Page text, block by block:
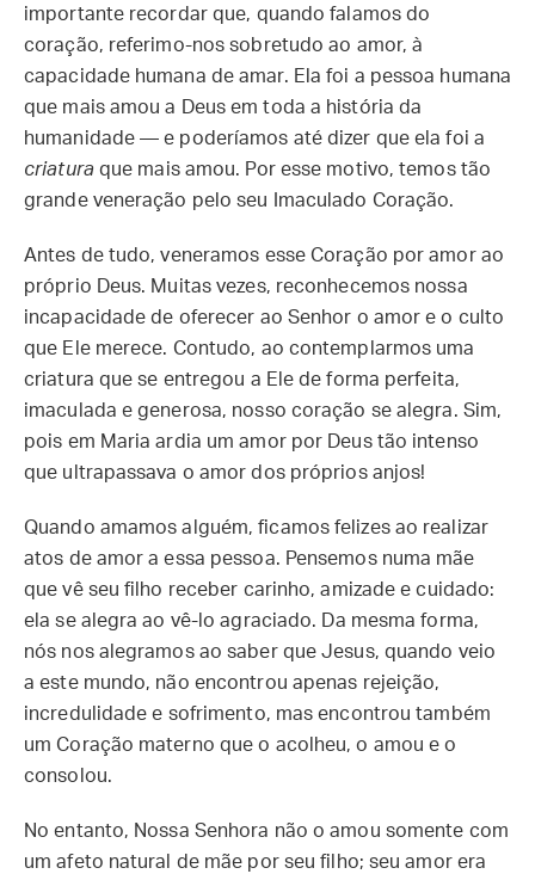
importante recordar que, quando falamos do
coração, referimo-nos sobretudo ao amor, à
capacidade humana de amar. Ela foi a pessoa humana
que mais amou a Deus em toda a história da
humanidade — e poderíamos até dizer que ela foi a
criaturaque mais amou. Por esse motivo, temos tão
grande veneração pelo seu Imaculado Coração.
Antes de tudo, veneramos esse Coração por amor ao
próprio Deus. Muitas vezes, reconhecemos nossa
incapacidade de oferecer ao Senhor o amor e o culto
que Ele merece. Contudo, ao contemplarmos uma
criatura que se entregou a Ele de forma perfeita,
imaculada e generosa, nosso coração se alegra. Sim,
pois em Maria ardia um amor por Deus tão intenso
que ultrapassava o amor dos próprios anjos!
Quando amamos alguém, ficamos felizes ao realizar
atos de amor a essa pessoa. Pensemos numa mãe
que vê seu filho receber carinho, amizade e cuidado:
ela se alegra ao vê-lo agraciado. Da mesma forma,
nós nos alegramos ao saber que Jesus, quando veio
a este mundo, não encontrou apenas rejeição,
incredulidade e sofrimento, mas encontrou também
um Coração materno que o acolheu, o amou e o
consolou.
No entanto, Nossa Senhora não o amou somente com
um afeto natural de mãe por seu filho; seu amor era